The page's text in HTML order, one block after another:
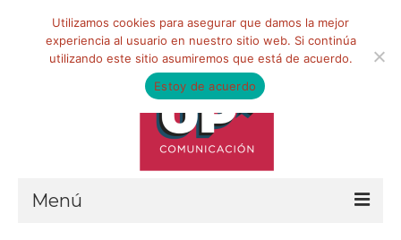
Menú
Utilizamos cookies para asegurar que damos la mejor
experiencia al usuario en nuestro sitio web. Si continúa
utilizando este sitio asumiremos que está de acuerdo.
Estoy de acuerdo